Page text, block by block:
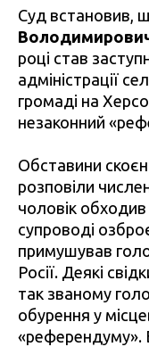
Суд встановив,
році став
адміністрації
громаді на
незаконний
Обставини
розповіли
чоловік
супроводі
примушував
Росії. Деякі
так званому
обурення у
«референдуму».